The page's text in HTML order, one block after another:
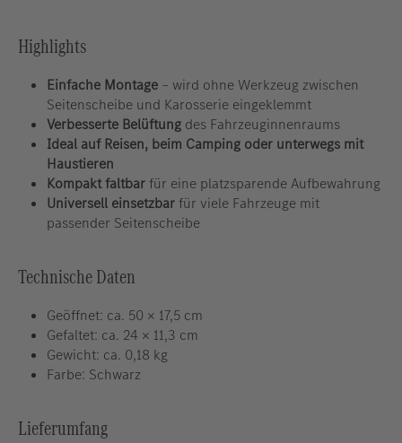
Highlights
Einfache Montage – wird ohne Werkzeug zwischen
Seitenscheibe und Karosserie eingeklemmt
Verbesserte Belüftung des Fahrzeuginnenraums
Ideal auf Reisen, beim Camping oder unterwegs mit
Haustieren
Kompakt faltbarfür eine platzsparende Aufbewahrung
Universell einsetzbarfür viele Fahrzeuge mit
passender Seitenscheibe
Technische Daten
Geöffnet: ca. 50 × 17,5 cm
Gefaltet: ca. 24 × 11,3 cm
Gewicht: ca. 0,18 kg
Farbe: Schwarz
Lieferumfang